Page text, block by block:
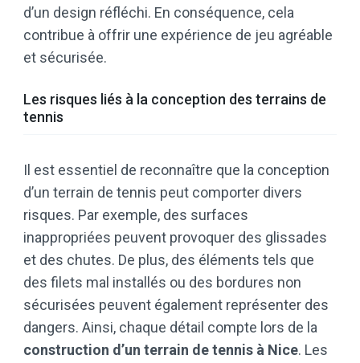
d’un design réfléchi. En conséquence, cela
contribue à offrir une expérience de jeu agréable
et sécurisée.
Les risques liés à la conception des terrains de
tennis
Il est essentiel de reconnaître que la conception
d’un terrain de tennis peut comporter divers
risques. Par exemple, des surfaces
inappropriées peuvent provoquer des glissades
et des chutes. De plus, des éléments tels que
des filets mal installés ou des bordures non
sécurisées peuvent également représenter des
dangers. Ainsi, chaque détail compte lors de la
construction d’un terrain de tennis à Nice. Les